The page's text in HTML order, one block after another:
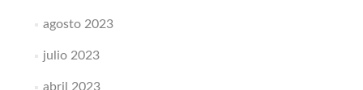
agosto 2023
julio 2023
abril 2023